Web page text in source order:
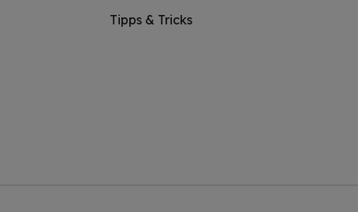
Tipps & Tricks